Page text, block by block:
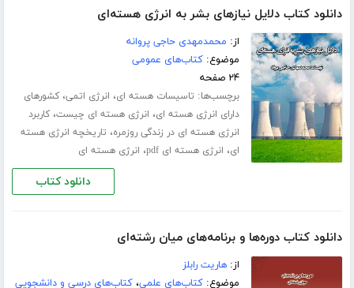
دانلود کتاب دلایل نیازهای بشر به انرژی هسته‌ای
از: محمدمهدی حاجی پروانه
موضوع:کتاب‌های عمومی
۲۴ صفحه
برچسب‌ها: تاسیسات هسته ای، انرژی اتمی،کشورهای
دارای انرژی هسته ای، انرژی هسته ای چیست،کاربرد
انرژی هسته ای در زندگی روزمره، تاریخچه انرژی هسته
ای، انرژی هسته ای pdf ، انرژی هسته ای
دانلود کتاب
دانلود کتاب دوره‌ها و برنامه‌های میان رشته‌ای
از:هاریت رابلز
موضوع:کتاب‌های علمی،کتاب‌های درسی و دانشجویی